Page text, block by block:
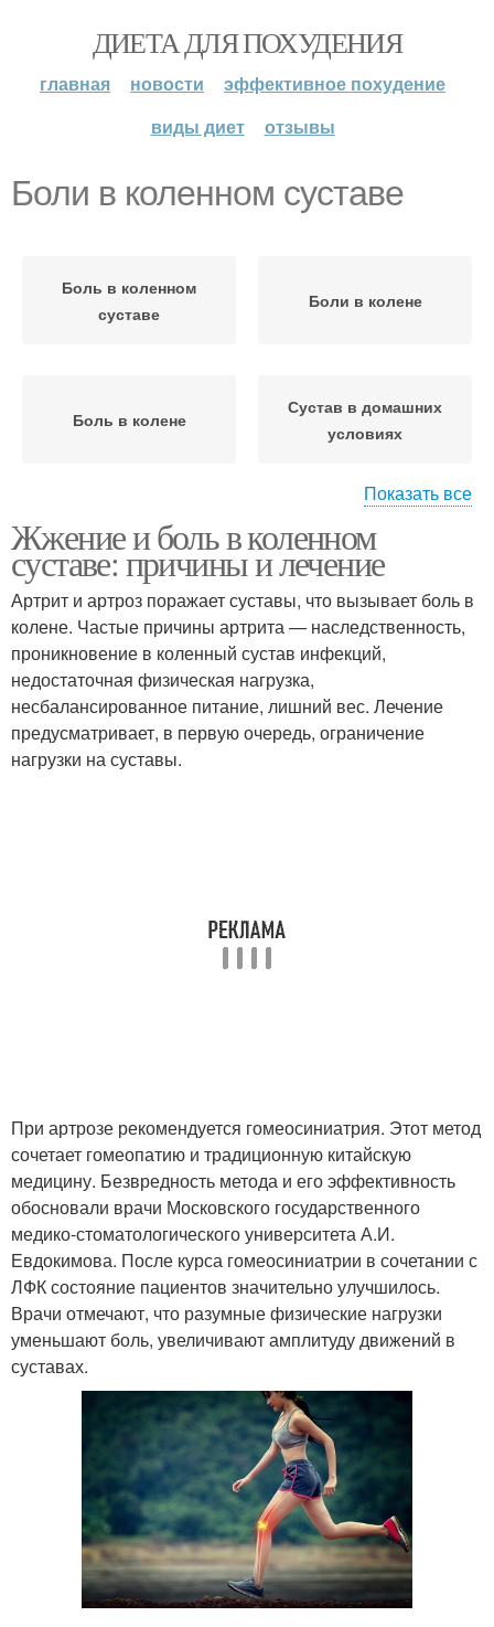
ДИЕТА ДЛЯ ПОХУДЕНИЯ
главная новости
эффективное похудение
виды диет
отзывы
Боли в коленном суставе
Боль в коленном
суставе
Боли в колене
Боль в колене
Сустав в домашних
условиях
Боли при артрозе Коленный сустав
Жжение в суставах Жжения в суставах
Показать все
Жжение и боль в коленном
суставе: причины и лечение
Артрит и артроз поражает суставы, что вызывает боль в
колене. Частые причины артрита — наследственность,
проникновение в коленный сустав инфекций,
недостаточная физическая нагрузка,
несбалансированное питание, лишний вес. Лечение
предусматривает, в первую очередь, ограничение
нагрузки на суставы.
При артрозе рекомендуется гомеосиниатрия. Этот метод
сочетает гомеопатию и традиционную китайскую
медицину. Безвредность метода и его эффективность
обосновали врачи Московского государственного
медико-стоматологического университета А.И.
Евдокимова. После курса гомеосиниатрии в сочетании с
ЛФК состояние пациентов значительно улучшилось.
Врачи отмечают, что разумные физические нагрузки
уменьшают боль, увеличивают амплитуду движений в
суставах.